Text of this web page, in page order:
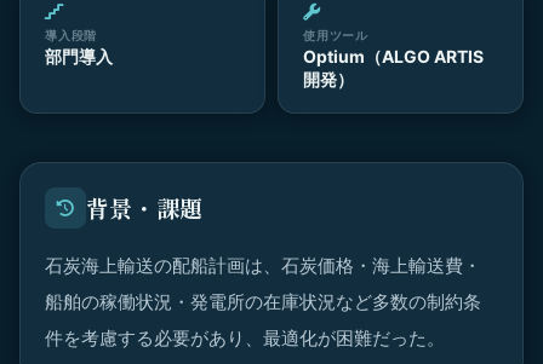
導入段階
部門導入
使用ツール
Optium（ALGO ARTIS
開発）
背景・課題
石炭海上輸送の配船計画は、石炭価格・海上輸送費・
船舶の稼働状況・発電所の在庫状況など多数の制約条
件を考慮する必要があり、最適化が困難だった。